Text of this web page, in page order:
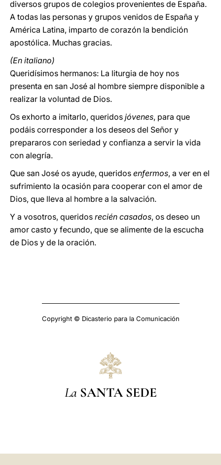
diversos grupos de colegios provenientes de España.
A todas las personas y grupos venidos de España y
América Latina, imparto de corazón la bendición
apostólica. Muchas gracias.
(En italiano)
Queridísimos hermanos: La liturgia de hoy nos
presenta en san José al hombre siempre disponible a
realizar la voluntad de Dios.
Os exhorto a imitarlo, queridos jóvenes, para que
podáis corresponder a los deseos del Señor y
prepararos con seriedad y confianza a servir la vida
con alegría.
Que san José os ayude, queridos enfermos, a ver en el
sufrimiento la ocasión para cooperar con el amor de
Dios, que lleva al hombre a la salvación.
Y a vosotros, queridos recién casados, os deseo un
amor casto y fecundo, que se alimente de la escucha
de Dios y de la oración.
Copyright © Dicasterio para la Comunicación
La SANTA SEDE